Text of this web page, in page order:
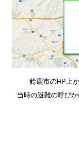
鈴鹿市のHP上
当時の避難の呼び